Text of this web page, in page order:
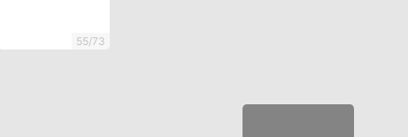
55/73